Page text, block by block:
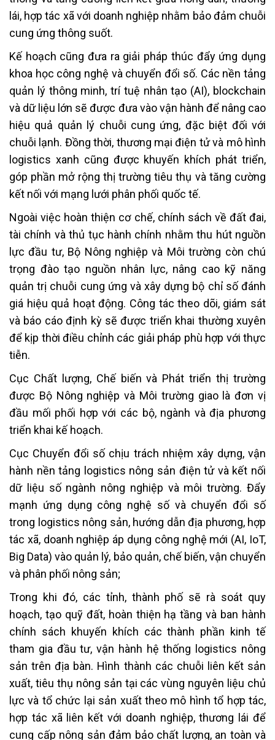
lái, hợp tác xã với doanh nghiệp nhằm bảo đảm chuỗi
cung ứng thông suốt.
Kế hoạch cũng đưa ra giải pháp thúc đẩy ứng dụng
khoa học công nghệ và chuyển đổi số. Các nền tảng
quản lý thông minh, trí tuệ nhân tạo (AI), blockchain
và dữ liệu lớn sẽ được đưa vào vận hành để nâng cao
hiệu quả quản lý chuỗi cung ứng, đặc biệt đối với
chuỗi lạnh. Đồng thời, thương mại điện tử và mô hình
logistics xanh cũng được khuyến khích phát triển,
góp phần mở rộng thị trường tiêu thụ và tăng cường
kết nối với mạng lưới phân phối quốc tế.
Ngoài việc hoàn thiện cơ chế, chính sách về đất đai,
tài chính và thủ tục hành chính nhằm thu hút nguồn
lực đầu tư, Bộ Nông nghiệp và Môi trường còn chú
trọng đào tạo nguồn nhân lực, nâng cao kỹ năng
quản trị chuỗi cung ứng và xây dựng bộ chỉ số đánh
giá hiệu quả hoạt động. Công tác theo dõi, giám sát
và báo cáo định kỳ sẽ được triển khai thường xuyên
để kịp thời điều chỉnh các giải pháp phù hợp với thực
tiễn.
Cục Chất lượng, Chế biến và Phát triển thị trường
được Bộ Nông nghiệp và Môi trường giao là đơn vị
đầu mối phối hợp với các bộ, ngành và địa phương
triển khai kế hoạch.
Cục Chuyển đổi số chịu trách nhiệm xây dựng, vận
hành nền tảng logistics nông sản điện tử và kết nối
dữ liệu số ngành nông nghiệp và môi trường. Đẩy
mạnh ứng dụng công nghệ số và chuyển đổi số
trong logistics nông sản, hướng dẫn địa phương, hợp
tác xã, doanh nghiệp áp dụng công nghệ mới (AI, IoT,
Big Data) vào quản lý, bảo quản, chế biến, vận chuyển
và phân phối nông sản;
Trong khi đó, các tỉnh, thành phố sẽ rà soát quy
hoạch, tạo quỹ đất, hoàn thiện hạ tầng và ban hành
chính sách khuyến khích các thành phần kinh tế
tham gia đầu tư, vận hành hệ thống logistics nông
sản trên địa bàn. Hình thành các chuỗi liên kết sản
xuất, tiêu thụ nông sản tại các vùng nguyên liệu chủ
lực và tổ chức lại sản xuất theo mô hình tổ hợp tác,
hợp tác xã liên kết với doanh nghiệp, thương lái để
cung cấp nông sản đảm bảo chất lượng, an toàn và